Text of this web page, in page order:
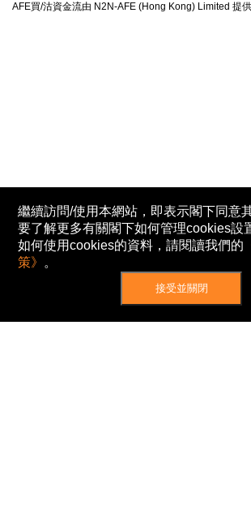
AFE買/沽資金流由 N2N-AFE (Hong Kong) Limited 提供
繼續訪問/使用本網站，即表示閣下同意
要了解更多有關閣下如何管理cookies設
如何使用cookies的資料，請閱讀我們的
策》 。
接受並關閉